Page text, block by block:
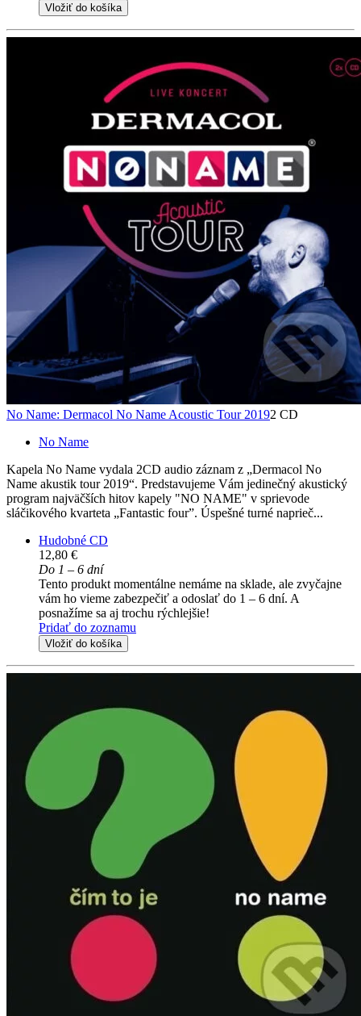
Vložiť do košíka
No Name: Dermacol No Name Acoustic Tour 20192 CD
No Name
Kapela No Name vydala 2CD audio záznam z „Dermacol No
Name akustik tour 2019“. Predstavujeme Vám jedinečný akustický
program najväčších hitov kapely "NO NAME" v sprievode
sláčikového kvarteta „Fantastic four”. Úspešné turné naprieč...
Hudobné CD
12,80 €
Do 1 – 6 dní
Tento produkt momentálne nemáme na sklade, ale zvyčajne
vám ho vieme zabezpečiť a odoslať do 1 – 6 dní. A
posnažíme sa aj trochu rýchlejšie!
Pridať do zoznamu
Vložiť do košíka